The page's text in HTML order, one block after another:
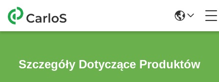
Szczegóły Dotyczące Produktów